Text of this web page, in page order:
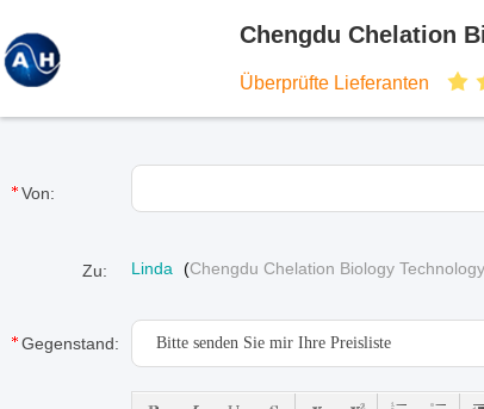
Chengdu Chelation
Überprüfte Lieferanten
Von:
Zu: Linda (Chengdu Chelation Biology
Gegenstand: